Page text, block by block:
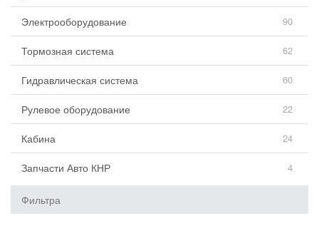
Электрооборудование 90
Тормозная система 62
Гидравлическая система 60
Рулевое оборудование 22
Кабина 24
Запчасти Авто КНР 4
Фильтра